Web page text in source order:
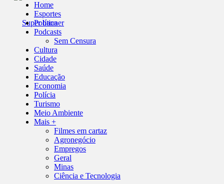
Home
Esportes
Política
Podcasts
Sem Censura
Cultura
Cidade
Saúde
Educação
Economia
Polícia
Turismo
Meio Ambiente
Mais +
Filmes em cartaz
Agronegócio
Empregos
Geral
Minas
Ciência e Tecnologia